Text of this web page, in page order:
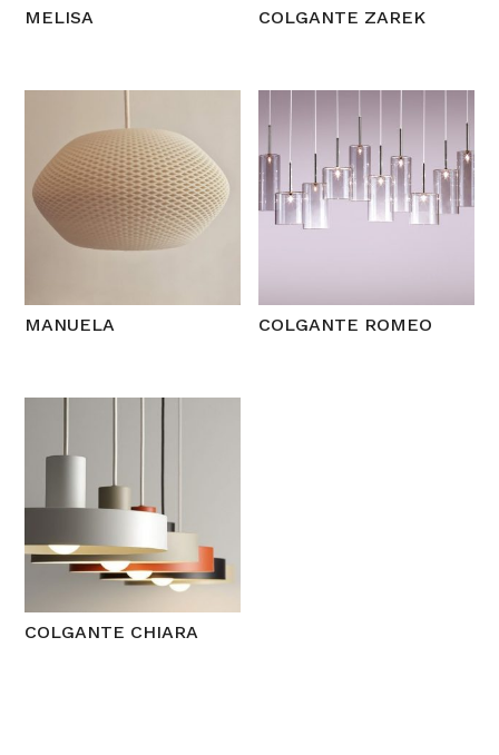
MELISA COLGANTE ZAREK
MANUELA COLGANTE ROMEO
COLGANTE CHIARA